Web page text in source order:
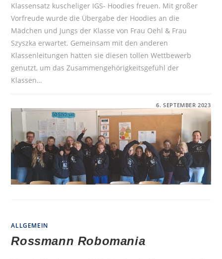
Klassensatz kuscheliger IGS- Hoodies freuen. Mit großer
Vorfreude wurde die Übergabe der Hoodies an die
Mädchen und Jungs der Klasse von Frau Oehl & Frau
Szyszka erwartet. Gemeinsam mit den anderen
Klassenleitungen hatten sie diesen tollen Wettbewerb
genutzt, um das Zusammengehörigkeitsgefühl der
Klassen…
GEWINNERKLASSE
5C
-
HOODIES
FÜR
ALLE
6. SEPTEMBER 2023
ALLGEMEIN
Rossmann Robomania